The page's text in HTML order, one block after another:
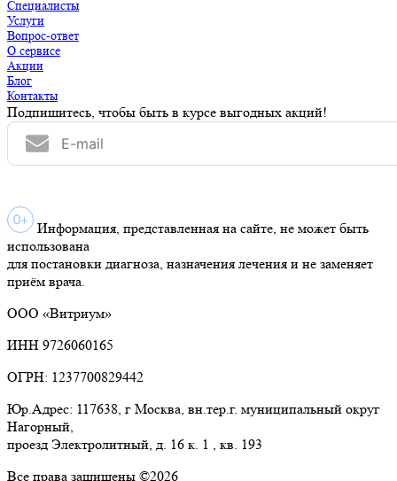
Специалисты
Услуги
Вопрос-ответ
О сервисе
Акции
Блог
Контакты
Подпишитесь, чтобы быть в курсе выгодных акций!
Информация, представленная на сайте, не может быть
использована
для постановки диагноза, назначения лечения и не заменяет
приём врача.
ООО «Витриум»
ИНН 9726060165
ОГРН: 1237700829442
Юр.Адрес: 117638, г Москва, вн.тер.г. муниципальный округ
Нагорный,
проезд Электролитный, д. 16 к. 1 , кв. 193
Все права защищены ©2026